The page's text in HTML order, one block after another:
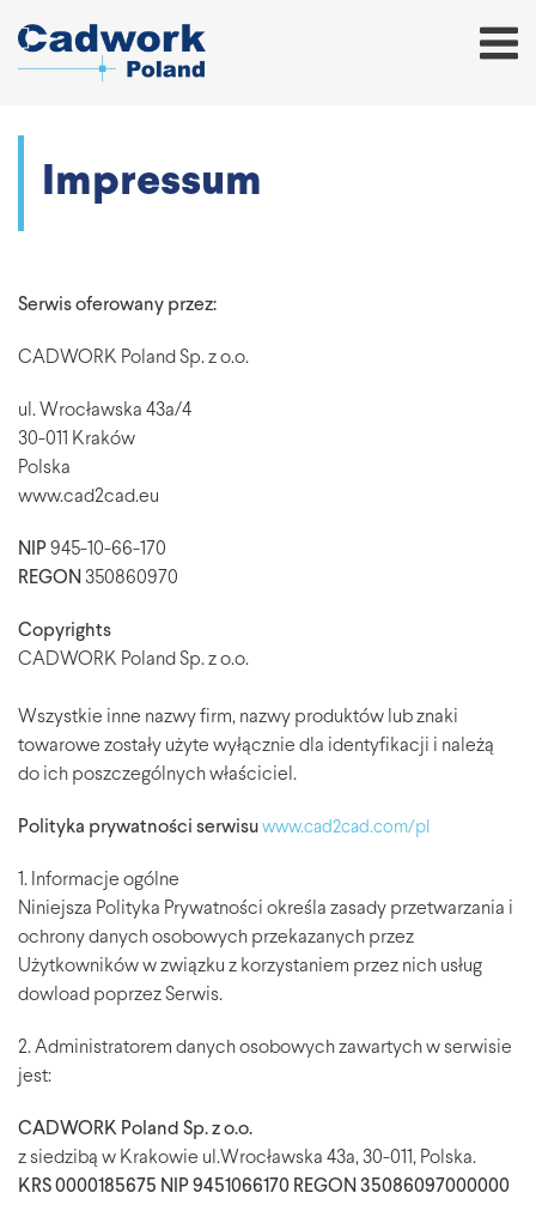
Impressum
Serwis oferowany przez:
CADWORK Poland Sp. z o.o.
ul. Wrocławska 43a/4
30-011 Kraków
Polska
www.cad2cad.eu
NIP945-10-66-170
REGON 350860970
Copyrights
CADWORK Poland Sp. z o.o.
Wszystkie inne nazwy firm, nazwy produktów lub znaki
towarowe zostały użyte wyłącznie dla identyfikacji i należą
do ich poszczególnych właściciel.
Polityka prywatności serwisu www.cad2cad.com/pl
1. Informacje ogólne
Niniejsza Polityka Prywatności określa zasady przetwarzania i
ochrony danych osobowych przekazanych przez
Użytkowników w związku z korzystaniem przez nich usług
dowload poprzez Serwis.
2. Administratorem danych osobowych zawartych w serwisie
jest:
CADWORK Poland Sp. z o.o.
z siedzibą w Krakowie ul.Wrocławska 43a, 30-011, Polska.
KRS 0000185675 NIP 9451066170 REGON 35086097000000